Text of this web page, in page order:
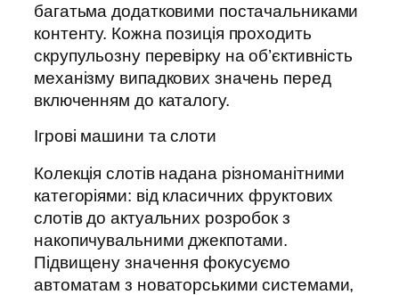
багатьма додатковими постачальниками
контенту. Кожна позиція проходить
скрупульозну перевірку на об’єктивність
механізму випадкових значень перед
включенням до каталогу.
Ігрові машини та слоти
Колекція слотів надана різноманітними
категоріями: від класичних фруктових
слотів до актуальних розробок з
накопичувальними джекпотами.
Підвищену значення фокусуємо
автоматам з новаторськими системами,